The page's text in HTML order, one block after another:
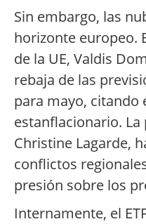
Sin embargo, las
horizonte europeo.
de la UE, Valdis
rebaja de las
para mayo, citando
estanflacionario. La
Christine Lagarde,
conflictos
presión sobre los
Internamente, el